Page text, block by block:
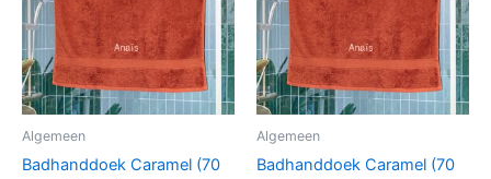
Algemeen
Badhanddoek Caramel (70
Algemeen
Badhanddoek Caramel (70